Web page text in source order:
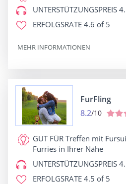
UNTERSTÜTZUNGSPREIS
ERFOLGSRATE 4.6 of 5
MEHR INFORMATIONEN
FurFling
8.2/10
GUT FÜR Treffen mit
Furries in Ihrer Nähe
UNTERSTÜTZUNGSPREIS
ERFOLGSRATE 4.5 of 5